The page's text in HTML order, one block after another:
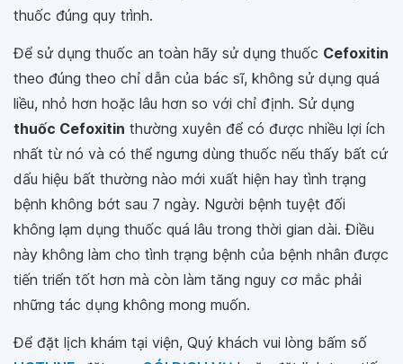
thuốc đúng quy trình.
Để sử dụng thuốc an toàn hãy sử dụng thuốc Cefoxitin
theo đúng theo chỉ dẫn của bác sĩ, không sử dụng quá
liều, nhỏ hơn hoặc lâu hơn so với chỉ định. Sử dụng
thuốc Cefoxitin thường xuyên để có được nhiều lợi ích
nhất từ nó và có thể ngưng dùng thuốc nếu thấy bất cứ
dấu hiệu bất thường nào mới xuất hiện hay tình trạng
bệnh không bớt sau 7 ngày. Người bệnh tuyệt đối
không lạm dụng thuốc quá lâu trong thời gian dài. Điều
này không làm cho tình trạng bệnh của bệnh nhân được
tiến triển tốt hơn mà còn làm tăng nguy cơ mắc phải
những tác dụng không mong muốn.
Để đặt lịch khám tại viện, Quý khách vui lòng bấm số